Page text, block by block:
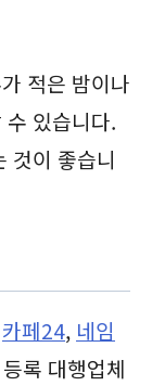
적은 밤이나
있습니다.
것이 좋습니
카페24, 네임
록 대행업체